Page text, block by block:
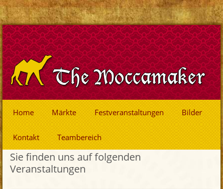
Home Märkte Festveranstaltungen Bilder
Kontakt Teambereich
Sie finden uns auf folgenden
Veranstaltungen